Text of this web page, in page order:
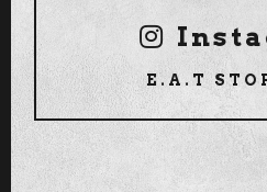
E.A.T